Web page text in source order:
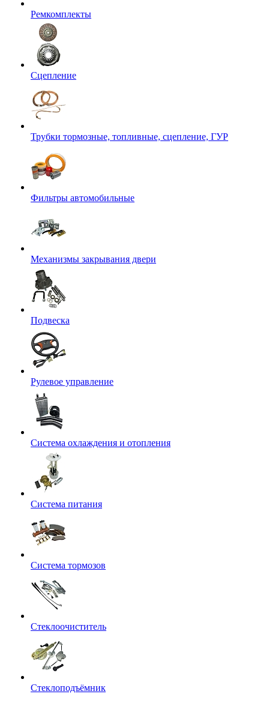
Ремкомплекты
Сцепление
Трубки тормозные, топливные, сцепление, ГУР
Фильтры автомобильные
Механизмы закрывания двери
Подвеска
Рулевое управление
Система охлаждения и отопления
Система питания
Система тормозов
Стеклоочиститель
Стеклоподъёмник